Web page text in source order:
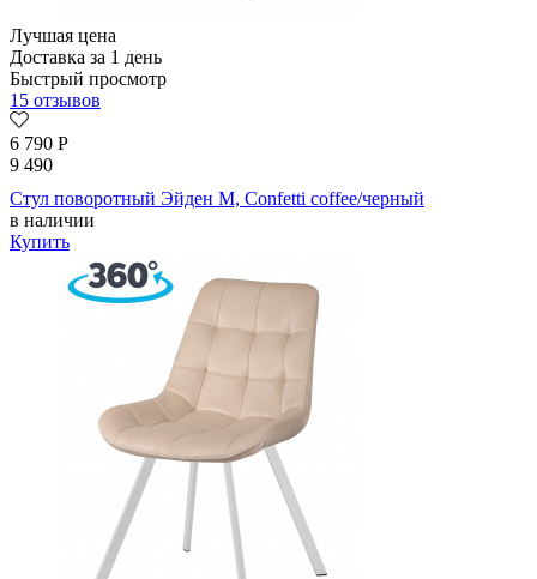
Лучшая цена
Доставка за 1 день
Быстрый просмотр
15 отзывов
6 790 Р
9 490
Стул поворотный Эйден М, Confetti coffee/черный
в наличии
Купить